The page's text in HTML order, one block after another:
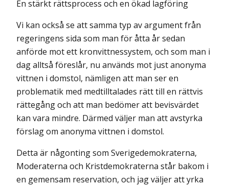
En stärkt rättsprocess och en ökad lagföring
Vi kan också se att samma typ av argument från
regeringens sida som man för åtta år sedan
anförde mot ett kronvittnessystem, och som man i
dag alltså föreslår, nu används mot just anonyma
vittnen i domstol, nämli­gen att man ser en
problematik med medtilltalades rätt till en rättvis
rätte­gång och att man bedömer att bevisvärdet
kan vara mindre. Därmed väljer man att avstyrka
förslag om anonyma vittnen i domstol.
Detta är någonting som Sverigedemokraterna,
Moderaterna och Kristdemokraterna står bakom i
en gemensam reservation, och jag väljer att yrka